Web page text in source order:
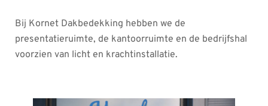
Bij Kornet Dakbedekking hebben we de
presentatieruimte, de kantoorruimte en de bedrijfshal
voorzien van licht en krachtinstallatie.